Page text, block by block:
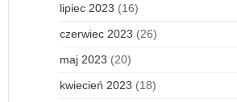
lipiec 2023 (16)
czerwiec 2023 (26)
maj 2023 (20)
kwiecień 2023 (18)